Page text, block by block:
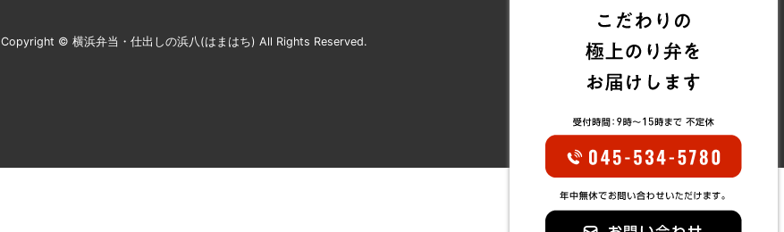
Copyright © 横浜弁当・仕出しの浜八(はまはち) All Rights Reserved.